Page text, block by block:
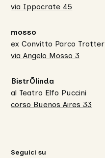
via Ippocrate 45
mosso
ex Convitto Parco Trotter
via Angelo Mosso 3
BistrŌlinda
al Teatro Elfo Puccini
corso Buenos Aires 33
Seguici su